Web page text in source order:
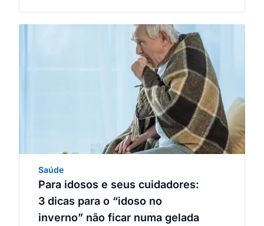
Saúde
Para idosos e seus cuidadores:
3 dicas para o “idoso no
inverno” não ficar numa gelada